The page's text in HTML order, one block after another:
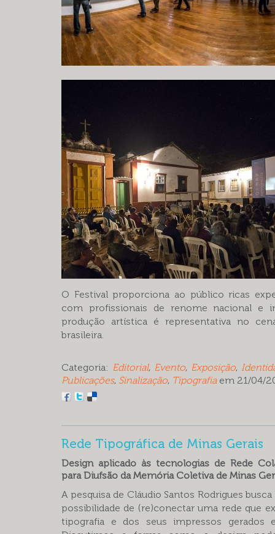
O Festival proporciona ao público ricas
com profissionais de renome nacional e
produção artística é representativa no
brasileira.
Categoria: Editorial, Evento, Exposição,
Publicações, Sinalização, Tipografiaem 21/04/
Rede Tipográfica de Minas Gerais
Design aplicado às tecnologias de Rede
para Diufsão da Memória Coletiva de Minas
A pesquisa de Cláudio Santos Rodrigues
possibilidade de (re)conectar uma rede que
tipografia e dos seus impressos gerados